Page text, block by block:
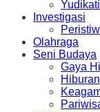
Investigasi
Olahraga
Seni Budaya
Gaya
Hiburan